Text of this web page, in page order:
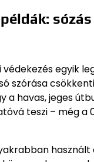
védekezés egyik
szórása
a havas, jeges
teszi – még a